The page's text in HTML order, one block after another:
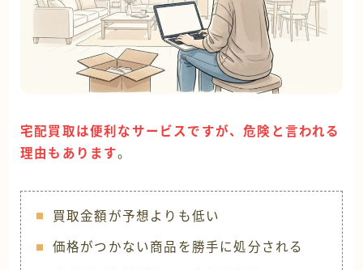
宅配買取は便利なサービスですが、危険と言われる
理由もあります。
買取金額が予想よりも低い
価格がつかない商品を勝手に処分される